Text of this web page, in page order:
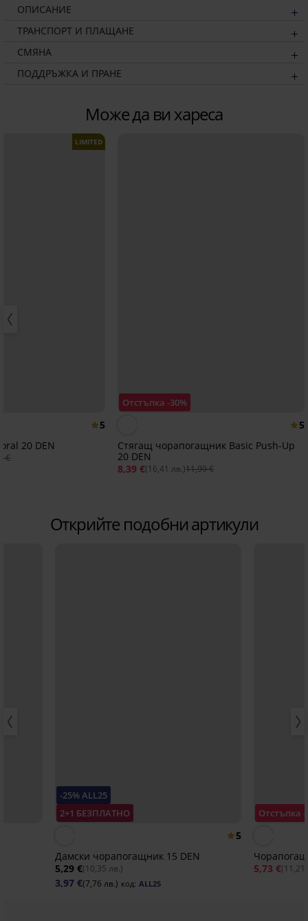
ОПИСАНИЕ
ТРАНСПОРТ И ПЛАЩАНЕ
СМЯНА
ПОДДРЪЖКА И ПРАНЕ
Може да ви хареса
LIMITED
5
20 DЕN
€
Отстъпка -30%
5
Стягащ чорапогащник Basic Push-Up
20 DEN
8,39 €(16,41 лв.)11,99 €
Открийте подобни артикули
-25% ALL25
2+1 БЕЗПЛАТНО
5
Дамски чорапогащник 15 DEN
5,29 €(10,35 лв.)
3,97 €(7,76 лв.) код: ALL25
Отстъпка -
5,73 €(11,21